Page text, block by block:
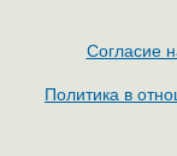
Согласие
Политика в